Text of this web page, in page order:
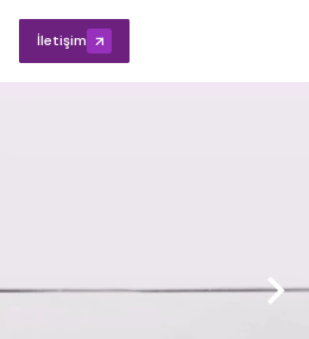
İletişim